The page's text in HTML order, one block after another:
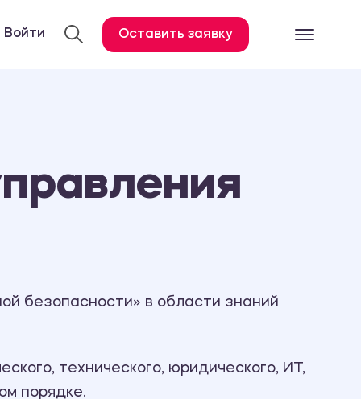
Курсовая работа
Диссертация
Ответы на билеты
Войти Оставить заявку
безопасности» в области знаний
технического, юридического, ИТ,
порядке.